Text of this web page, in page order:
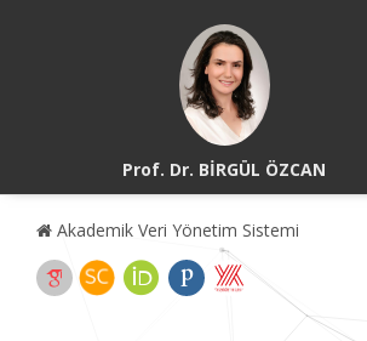
Prof. Dr. BİRGÜL ÖZCAN
Akademik Veri Yönetim Sistemi